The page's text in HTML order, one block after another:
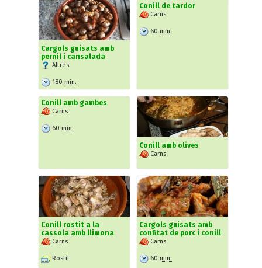
Cargols guisats amb
pernil i cansalada
Altres
180 min.
Conill de tardor
Carns
60 min.
Conill amb gambes
Carns
60 min.
Conill amb olives
Carns
Conill rostit a la
cassola amb llimona
Carns
Rostit
Cargols guisats amb
confitat de porc i conill
Carns
60 min.